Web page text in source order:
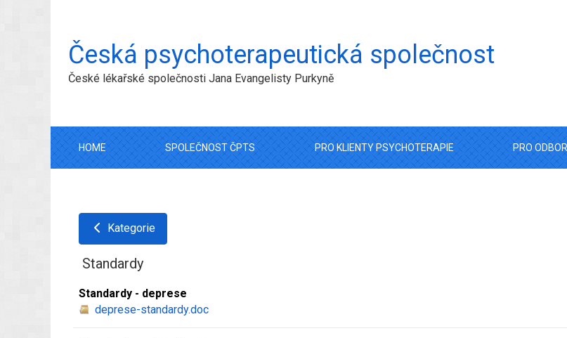
Česká psychoterapeutická společnost
České lékařské společnosti Jana Evangelisty Purkyně
HOME SPOLEČNOST ČPTS PRO KLIENTY PSYCHOTERAPIE PRO
Kategorie
Standardy
Standardy - deprese
deprese-standardy.doc